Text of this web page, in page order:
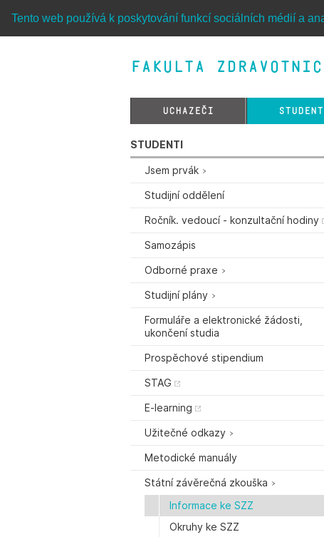
Tento web používá k poskytování funkcí sociálních médií a
Fakulta
UCHAZEČI
STUDENTI
Jsem prvák
Studijní oddělení
Ročník. vedoucí - konzultační hodiny
Samozápis
Odborné praxe
Studijní plány
Formuláře a elektronické žádosti,
ukončení studia
Prospěchové stipendium
STAG
E-learning
Užitečné odkazy
Metodické manuály
Státní závěrečná zkouška
Informace ke SZZ
Okruhy ke SZZ